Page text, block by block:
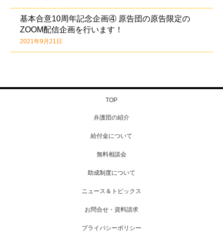
基本合意10周年記念企画④ 原告団の原告限定の
ZOOM配信企画を行います！
2021年9月21日
TOP
弁護団の紹介
給付金について
無料相談会
助成制度について
ニュース＆トピックス
お問合せ・資料請求
プライバシーポリシー